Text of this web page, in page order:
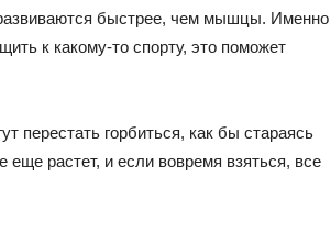
быстрее, чем мышцы. Именно
к какому-то спорту, это поможет
перестать горбиться, как бы стараясь
растет, и если вовремя взяться, все